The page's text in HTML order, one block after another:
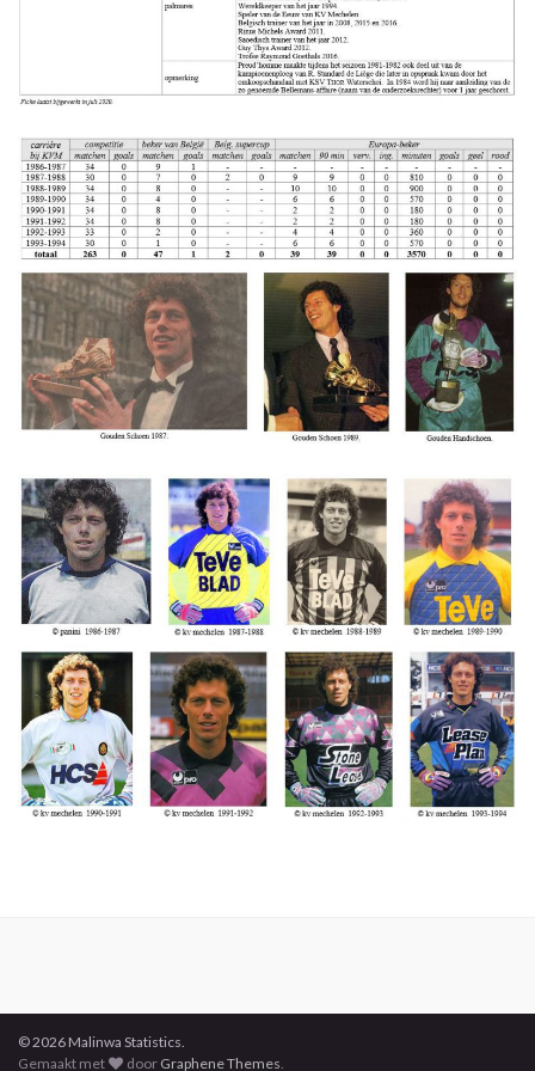
© 2026 Malinwa Statistics.
Gemaakt met
door Graphene Themes.